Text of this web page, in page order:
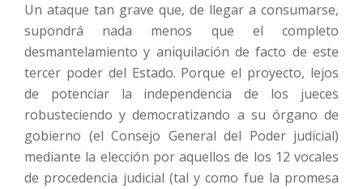
Un ataque tan grave que, de llegar a consumarse,
supondrá nada menos que el completo
desmantelamiento y aniquilación de facto de este
tercer poder del Estado. Porque el proyecto, lejos
de potenciar la independencia de los jueces
robusteciendo y democratizando a su órgano de
gobierno (el Consejo General del Poder judicial)
mediante la elección por aquellos de los 12 vocales
de procedencia judicial (tal y como fue la promesa